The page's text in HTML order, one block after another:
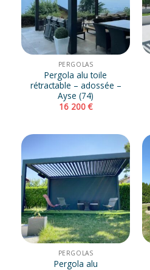
PERGOLAS
Pergola alu toile
rétractable – adossée –
Ayse (74)
16 200€
PERGOLAS
Pergola alu